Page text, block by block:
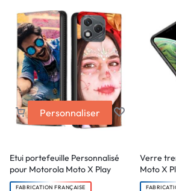
Personnaliser
Etui portefeuille Personnalisé
pour Motorola Moto X Play
FABRICATION FRANÇAISE
Verre
Moto X